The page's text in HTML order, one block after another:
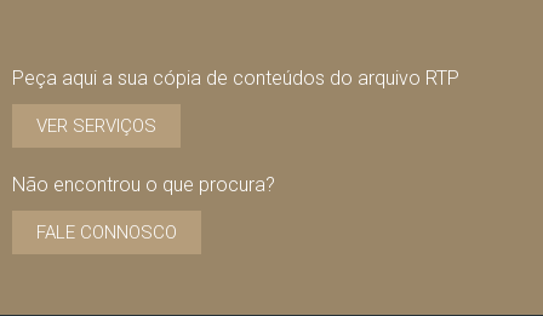
Peça aqui a sua cópia de conteúdos do arquivo RTP
VER SERVIÇOS
Não encontrou o que procura?
FALE CONNOSCO